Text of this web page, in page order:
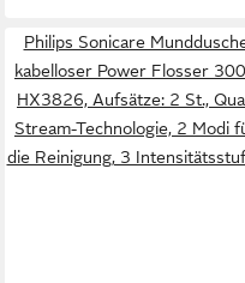
Philips Sonicare
kabelloser Power Flosser
HX3826, Aufsätze: 2 St.,
Stream-Technologie, 2 Modi
die Reinigung, 3